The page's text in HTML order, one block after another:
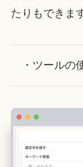
たりもできま
・ツールの